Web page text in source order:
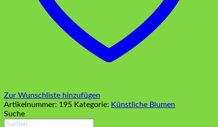
Zur Wunschliste hinzufügen
Artikelnummer: 195 Kategorie: Künstliche Blumen
Suche
Suchen